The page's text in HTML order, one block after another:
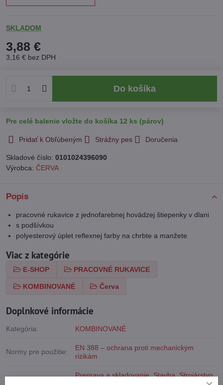
SKLADOM
3,88 €
3,16 € bez DPH
Do košíka
Pre celé balenie vložte do košíka 12 ks (párov)
Pridať k Obľúbeným Strážny pes Doručenia
Skladové číslo: 0101024396090
Výrobca: ČERVA
Popis
pracovné rukavice z jednofarebnej hovädzej štiepenky v dlani
s podšívkou
polyesterový úplet reflexnej farby na chrbte a manžete
Viac z kategórie
E-SHOP PRACOVNÉ RUKAVICE
KOMBINOVANÉ Červa
Doplnkové informácie
Kategória: KOMBINOVANÉ
Normy pre použitie:
EN 388 – ochrana proti mechanickým
rizikám
Priemysel: Preprava a skladovanie,Stavba,Strojárstvo,